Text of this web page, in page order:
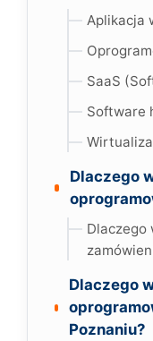
Aplikacja
SaaS
Software
Dlaczego
Dlaczego
Dlaczego
Poznaniu?